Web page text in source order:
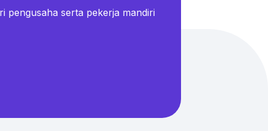
pengusaha serta pekerja mandiri